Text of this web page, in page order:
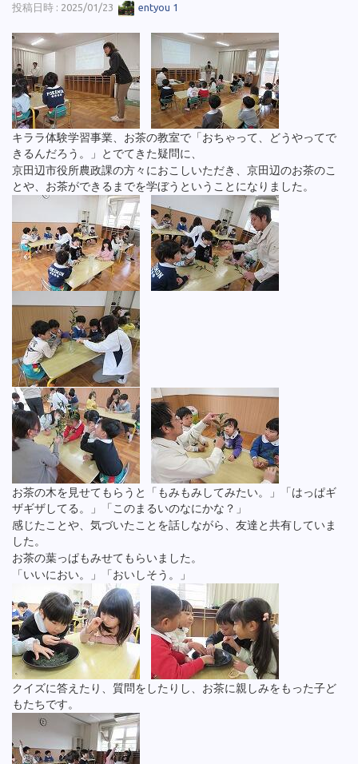
投稿日時 : 2025/01/23 entyou 1
キララ体験学習事業、お茶の教室で「おちゃって、どうやってで
きるんだろう。」とでてきた疑問に、
京田辺市役所農政課の方々におこしいただき、京田辺のお茶のこ
とや、お茶ができるまでを学ぼうということになりました。
お茶の木を見せてもらうと「もみもみしてみたい。」「はっぱギ
ザギザしてる。」「このまるいのなにかな？」
感じたことや、気づいたことを話しながら、友達と共有していま
した。
お茶の葉っぱもみせてもらいました。
「いいにおい。」「おいしそう。」
クイズに答えたり、質問をしたりし、お茶に親しみをもった子ど
もたちです。